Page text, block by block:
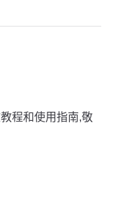
程和使用指南,敬